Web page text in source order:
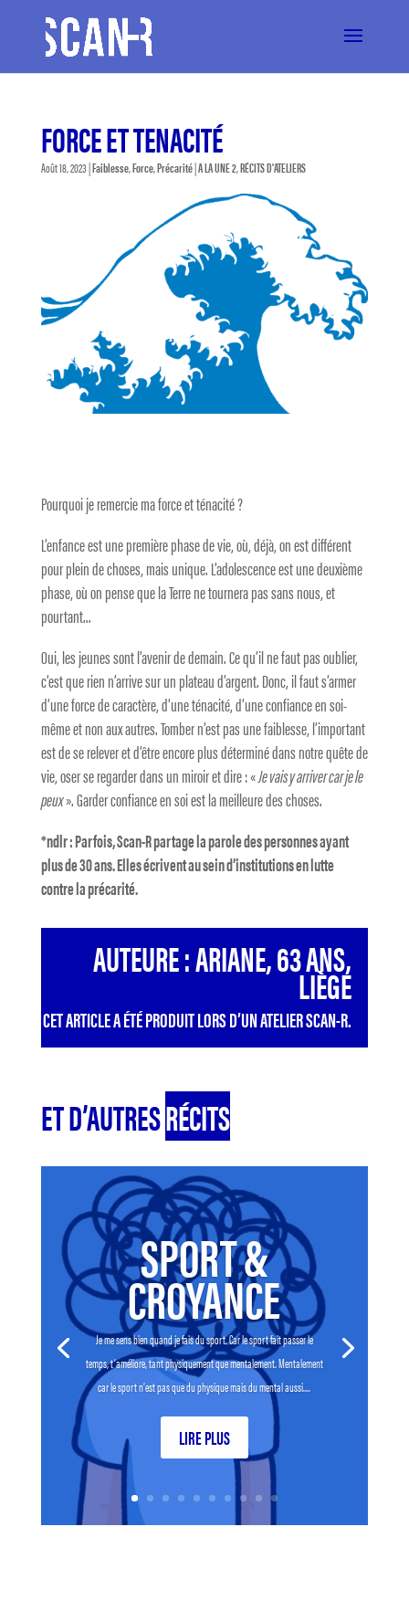
FORCE ET TENACITÉ
Août 18, 2023|Faiblesse,Force,Précarité|A LA UNE 2,RÉCITS D'ATELIERS
Pourquoi je remercie ma force et ténacité ?
L’enfance est une première phase de vie, où, déjà, on est différent
pour plein de choses, mais unique. L’adolescence est une deuxième
phase, où on pense que la Terre ne tournera pas sans nous, et
pourtant…
Oui, les jeunes sont l’avenir de demain. Ce qu’il ne faut pas oublier,
c’est que rien n’arrive sur un plateau d’argent. Donc, il faut s’armer
d’une force de caractère, d’une ténacité, d’une confiance en soi-
même et non aux autres. Tomber n’est pas une faiblesse, l’important
est de se relever et d’être encore plus déterminé dans notre quête de
vie, oser se regarder dans un miroir et dire : «Je vais y arriver car je le
peux». Garder confiance en soi est la meilleure des choses.
*ndlr : Parfois, Scan-R partage la parole des personnes ayant
plus de 30 ans. Elles écrivent au sein d’institutions en lutte
contre la précarité.
AUTEURE : ARIANE, 63 ANS,
LIÈGE
CET ARTICLE A ÉTÉ PRODUIT LORS D’UN ATELIER SCAN-R.
ET D’AUTRESRÉCITS
SPORT &
CROYANCE
Je me sens bien quand je fais du sport. Car le sport fait passer le
temps, t’améliore, tant physiquement que mentalement. Mentalement
car le sport n’est pas que du physique mais du mental aussi....
LIRE PLUS